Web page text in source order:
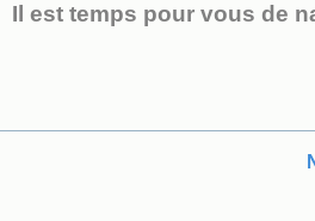
Il est temps pour vous de